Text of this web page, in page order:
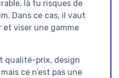
là tu risques de
Dans ce cas, il vaut
viser une gamme
qualité-prix, design
ce n’est pas une